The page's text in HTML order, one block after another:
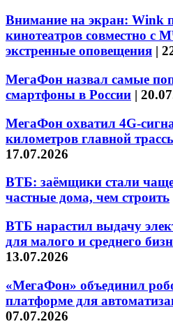
Внимание на экран: Wink
кинотеатров совместно с
экстренные оповещения |
МегаФон назвал самые
смартфоны в России |
МегаФон охватил 4G-
километров главной
17.07.2026
ВТБ: заёмщики стали
частные дома, чем строить
ВТБ нарастил выдачу
для малого и среднего
13.07.2026
«МегаФон» объединил
платформе для
07.07.2026